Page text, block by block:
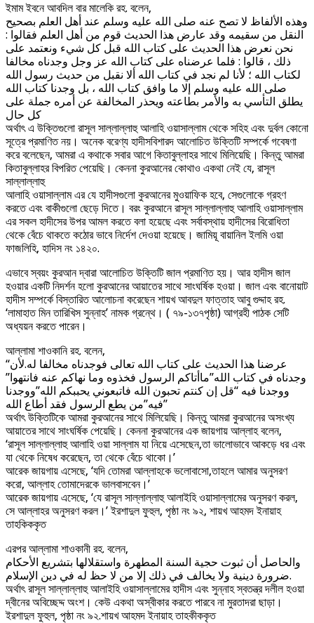
ইমাম ইবনে আবদিল বার মালেকি রহ. বলেন,
وهذه الألفاظ لا تصح عنه صلى الله عليه وسلم عند أهل العلم بصحيح
النقل من سقيمه وقد عارض هذا الحديث قوم من أهل العلم فقالوا :
نحن نعرض هذا الحديث على كتاب الله قبل كل شيء ونعتمد على
ذلك ، قالوا : فلما عرضناه على كتاب الله عز وجل وجدناه مخالفا
لكتاب الله ؛ لأنا لم نجد في كتاب الله ألا نقبل من حديث رسول الله
صلى الله عليه وسلم إلا ما وافق كتاب الله ، بل وجدنا كتاب الله
يطلق التأسي به والأمر بطاعته ويحذر المخالفة عن أمره جملة على
كل حال
অর্থাৎ এ উক্তিগুলো রাসূল সাল্লাল্লাহু আলাহি ওয়াসাল্লাম থেকে সহিহ এবং দুর্বল কোনো
সূত্রে প্রমাণিত নয়। অনেক বরেণ্য হাদীসবিশারদ আলোচিত উক্তিটি সম্পর্কে গবেষণা
করে বলেছেন, আমরা এ কথাকে সবার আগে কিতাবুল্লাহর সাথে মিলিয়েছি। কিন্তু আমরা
কিতাবুল্লাহর বিপরিত পেয়েছি। কেননা কুরআনের কোথাও একথা নেই যে, রাসূল
সাল্লাল্লাহু
আলাহি ওয়াসাল্লাম এর যে হাদীসগুলো কুরআনের মুওয়াফিক হবে, সেগুলোকে গ্রহণ
করতে এবং বাকীগুলো ছেড়ে দিতে। বরং কুরআনে রাসূল সাল্লাল্লাহু আলাহি ওয়াসাল্লাম
এর সকল হাদীসের উপর আমল করতে বলা হয়েছে এবং সর্বাবস্থায় হাদীসের বিরোধিতা
থেকে বেঁচে থাকতে কঠোর ভাবে নির্দেশ দেওয়া হয়েছে। জামিয়ূ বায়ানিল ইলমি ওয়া
ফাজলিহি, হাদিস নং ১৪২০.
এভাবে স্বয়ং কুরআন দ্বারা আলোচিত উক্তিটি জাল প্রমাণিত হয়। আর হাদীস জাল
হওয়ার একটি নিদর্শন হলো কুরআনের আয়াতের সাথে সাংঘর্ষিক হওয়া। জাল এবং বানোয়াট
হাদীস সম্পর্কে বিস্তারিত আলোচনা করেছেন শায়খ আবদুল ফাত্তাহ আবু গুদ্দাহ রহ.
‘লামাহাত মিন তারিখিস সুন্নাহ’ নামক গ্রন্থে। ( ৭৯-১৩৭পৃষ্ঠা) আগ্রহী পাঠক সেটি
অধ্যয়ন করতে পারেন।
আল্লামা শাওকানি রহ. বলেন,
“عرضنا هذا الحديث على كتاب الله تعالى فوجدناه مخالفا له.لأن
وجدناه في كتاب الله”ماأتاكم الرسول فخذوه وما نهاكم عنه فانتهوا”
ووجدنا فيه “قل إن كنتم تحبون الله فاتبعوني يحببكم الله”ووجدنا
فيه”من يطع الرسول فقد أطاع الله”
অর্থাৎ উক্তিটিকে আমরা কুরআনের সাথে মিলিয়েছি। কিন্তু আমরা কুরআনের অসংখ্য
আয়াতের সাথে সাংঘর্ষিক পেয়েছি। কেননা কুরআনের এক জায়গায় আল্লাহ বলেন,
‘রাসূল সাল্লাল্লাহু আলাহি ওয়া সাল্লাম যা নিয়ে এসেছেন,তা ভালোভাবে আকড়ে ধর এবং
যা থেকে নিষেধ করেছেন, তা থেকে বেঁচে থাকো।’
আরেক জায়গায় এসেছে, ‘যদি তোমরা আল্লাহকে ভলোবাসো,তাহলে আমার অনুসরণ
করো, আল্লাহ তোমাদেরকে ভালবাসবেন।’
আরেক জায়গায় এসেছে, ‘যে রাসূল সাল্লাল্লাহু আলাইহি ওয়াসাল্লামের অনুসরণ করল,
সে আল্লাহর অনুসরণ করল।’ ইরশাদুল ফুহুল, পৃষ্ঠা নং ৯২, শায়খ আহমদ ইনায়াহ
তাহকিককৃত
এরপর আল্লামা শাওকানী রহ. বলেন,
والحاصل أن ثبوت حجية السنة المطهرة واستقلالها بتشريع الأحكام
ضرورة دينية ولا يخالف في ذلك إلا من لا حظ له في دين الإسلام.
অর্থাৎ রাসূল সাল্লাল্লাহু আলাইহি ওয়াসাল্লামের হাদীস এবং সুন্নাহ স্বতন্ত্র দলীল হওয়া
দ্বীনের অবিচ্ছেদ্দ অংশ। কেউ একথা অস্বীকার করতে পারবে না মুরতাদরা ছাড়া।
ইরশাদুল ফুহুল, পৃষ্ঠা নং ৯২.শায়খ আহমদ ইনায়াহ তাহকীককৃত